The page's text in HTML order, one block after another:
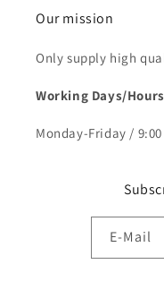
Our mission
Only supply high
Working Days/
Monday-Friday /
E-Mail